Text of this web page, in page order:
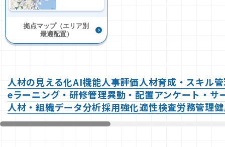
拠点マップ（エリア別
最適配置）
人材の見える化AI機能人事評価人材育成・スキル
eラーニング・研修管理異動・配置アンケート・サ
人材・組織データ分析採用強化適性検査労務管理